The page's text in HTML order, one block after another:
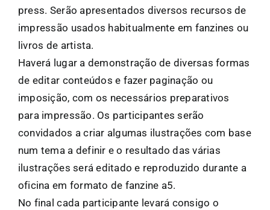
press. Serão apresentados diversos recursos de
impressão usados habitualmente em fanzines ou
livros de artista.
Haverá lugar a demonstração de diversas formas
de editar conteúdos e fazer paginação ou
imposição, com os necessários preparativos
para impressão. Os participantes serão
convidados a criar algumas ilustrações com base
num tema a definir e o resultado das várias
ilustrações será editado e reproduzido durante a
oficina em formato de fanzine a5.
No final cada participante levará consigo o